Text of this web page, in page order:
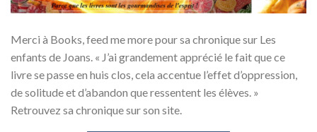
Merci à Books, feed me more pour sa chronique sur Les
enfants de Joans. « J’ai grandement apprécié le fait que ce
livre se passe en huis clos, cela accentue l’effet d’oppression,
de solitude et d’abandon que ressentent les élèves. »
Retrouvez sa chronique sur son site.